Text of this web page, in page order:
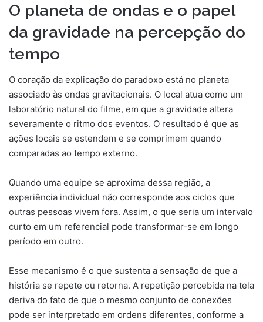
O planeta de ondas e o papel
da gravidade na percepção do
tempo
O coração da explicação do paradoxo está no planeta
associado às ondas gravitacionais. O local atua como um
laboratório natural do filme, em que a gravidade altera
severamente o ritmo dos eventos. O resultado é que as
ações locais se estendem e se comprimem quando
comparadas ao tempo externo.
Quando uma equipe se aproxima dessa região, a
experiência individual não corresponde aos ciclos que
outras pessoas vivem fora. Assim, o que seria um intervalo
curto em um referencial pode transformar-se em longo
período em outro.
Esse mecanismo é o que sustenta a sensação de que a
história se repete ou retorna. A repetição percebida na tela
deriva do fato de que o mesmo conjunto de conexões
pode ser interpretado em ordens diferentes, conforme a